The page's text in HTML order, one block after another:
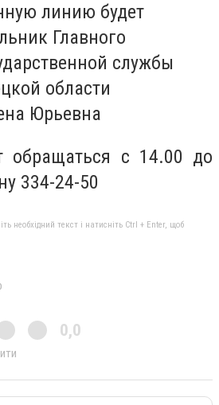
линию будет
Главного
службы
области
Юрьевна
обращаться с 14.00 до
334-24-50
необхідний текст і натисніть Ctrl + Enter, щоб
0,0